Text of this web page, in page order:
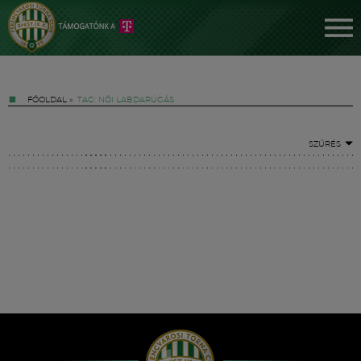
FŐOLDAL » TAG: NŐI LABDARÚGÁS
SZŰRÉS
Hírek